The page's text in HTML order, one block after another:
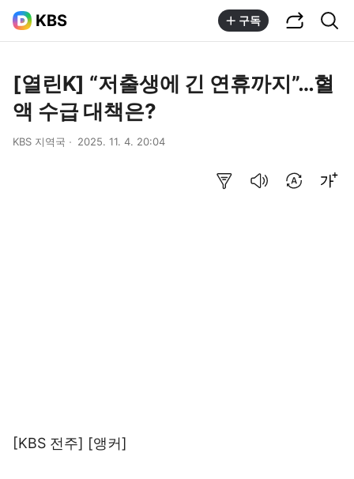
KBS 구독
[열린K] “저출생에 긴 연휴까지”…혈
액 수급 대책은?
KBS 지역국 2025. 11. 4. 20:04
[KBS 전주] [앵커]